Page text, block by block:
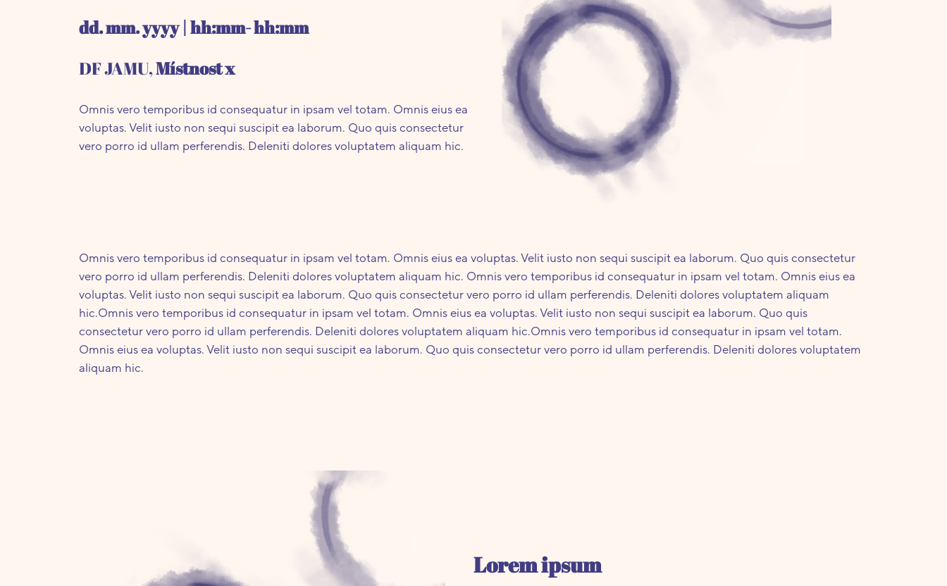
dd. mm. yyyy | hh:mm- hh:mm
DF JAMU,Místnost x
Omnis vero temporibus id consequatur in ipsam vel totam. Omnis eius ea
voluptas. Velit iusto non sequi suscipit ea laborum. Quo quis consectetur
vero porro id ullam perferendis. Deleniti dolores voluptatem aliquam hic.
Omnis vero temporibus id consequatur in ipsam vel totam. Omnis eius ea voluptas. Velit iusto non sequi suscipit ea laborum. Quo quis consectetur
vero porro id ullam perferendis. Deleniti dolores voluptatem aliquam hic. Omnis vero temporibus id consequatur in ipsam vel totam. Omnis eius ea
voluptas. Velit iusto non sequi suscipit ea laborum. Quo quis consectetur vero porro id ullam perferendis. Deleniti dolores voluptatem aliquam
hic.Omnis vero temporibus id consequatur in ipsam vel totam. Omnis eius ea voluptas. Velit iusto non sequi suscipit ea laborum. Quo quis
consectetur vero porro id ullam perferendis. Deleniti dolores voluptatem aliquam hic.Omnis vero temporibus id consequatur in ipsam vel totam.
Omnis eius ea voluptas. Velit iusto non sequi suscipit ea laborum. Quo quis consectetur vero porro id ullam perferendis. Deleniti dolores voluptatem
aliquam hic.
Lorem ipsum